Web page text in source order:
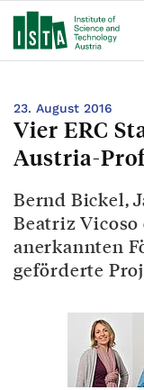
23. August 2016
Vier ERC
Austria-
Bernd Bickel,
Beatriz
anerkannten
geförderte